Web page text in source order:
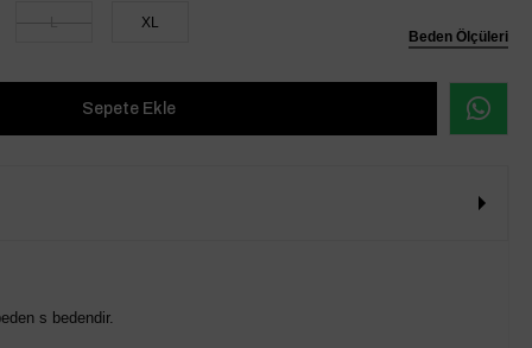
Beden Ölçüleri
XL
s bedendir.